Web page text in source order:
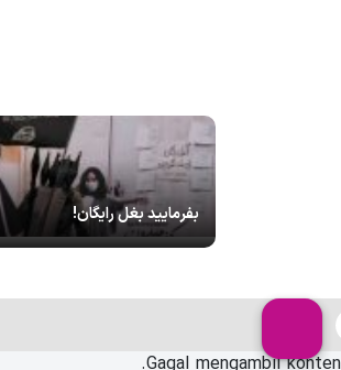
بفرمایید بغل رایگان!
Gagal mengambil konten.